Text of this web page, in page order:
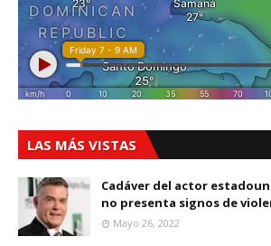
LAS MÁS VISTAS
Cadáver del actor
no presenta signos de
Mayo 26, 2022